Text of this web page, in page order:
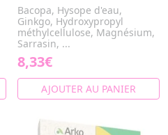
Bacopa, Hysope d'eau,
Ginkgo, Hydroxypropyl
méthylcellulose, Magnésium,
Sarrasin, ...
8,33€
AJOUTER AU PANIER